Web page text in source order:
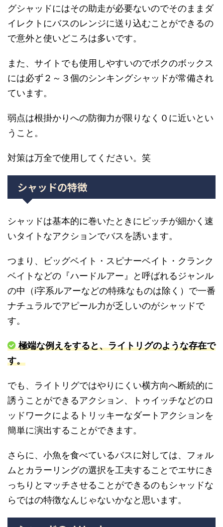
グシャッドにはその助走が必要ないのでそのままダ
イレクトにバスのレンジに送り込むことができるの
で意外と使いどころは多いです。
また、サイトでも使用しやすいのでボクのボックス
には必ず２～３個のシンキングシャッドが常備され
ています。
弱点は根掛かりへの防御力が限りなく０に近いとい
うこと。
対策は万全で使用してください。笑
シャッドの特徴
シャッドは基本的に巻いたときにピッチが細かく速
いタイトなアクションでバスを誘います。
つまり、ビッグベイト・スピナーベイト・クランク
ベイトなどの『ハードルアー』と呼ばれるジャンル
の中（i字系ルアーなどの特殊なものは除く）で一番
ナチュラルでアピール力が乏しいのがシャッドで
す。
極端な例えをすると、ライトリグのような存在で
す。
でも、ライトリグではやりにくい横方向へ断続的に
誘うことができるアクション、トゥイッチなどのロ
ッドワークによるトリッキーなダートアクションを
簡単に演出することができます。
さらに、小魚を食べているバスに対しては、フォル
ムとカラーリングの選択を工夫することでエサにき
っちりとマッチさせることができるのもシャッドな
らではの特徴なんじゃないかなと思います。